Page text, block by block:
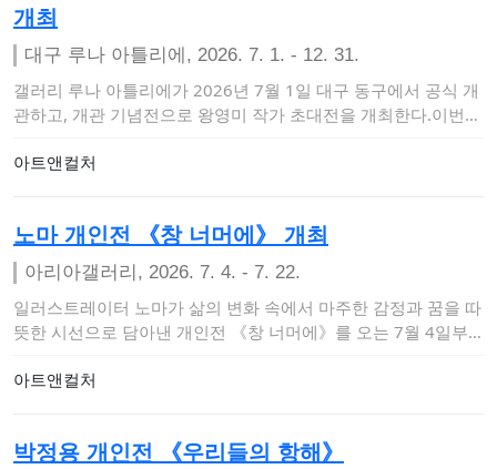
개최
대구 루나 아틀리에, 2026. 7. 1. - 12. 31.
갤러리 루나 아틀리에가 2026년 7월 1일 대구 동구에서 공식 개
관하고, 개관 기념전으로 왕영미 작가 초대전을 개최한다.이번
아트앤컬처
노마 개인전 《창 너머에》 개최
아리아갤러리, 2026. 7. 4. - 7. 22.
일러스트레이터 노마가 삶의 변화 속에서 마주한 감정과 꿈을 따
뜻한 시선으로 담아낸 개인전 《창 너머에》를 오는 7월 4일부
아트앤컬처
박정용 개인전 《우리들의 항해》